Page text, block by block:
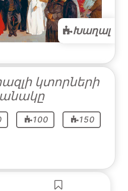
Խաղալ
կտորների
100 150